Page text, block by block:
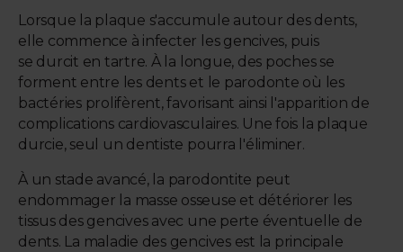
Lorsque la plaque s'accumule autour des dents,
elle commence à infecter les gencives, puis
se durcit en tartre. À la longue, des poches se
forment entre les dents et le parodonte où les
bactéries prolifèrent, favorisant ainsi l'apparition de
complications cardiovasculaires. Une fois la plaque
durcie, seul un dentiste pourra l'éliminer.
À un stade avancé, la parodontite peut
endommager la masse osseuse et détériorer les
tissus des gencives avec une perte éventuelle de
dents. La maladie des gencives est la principale